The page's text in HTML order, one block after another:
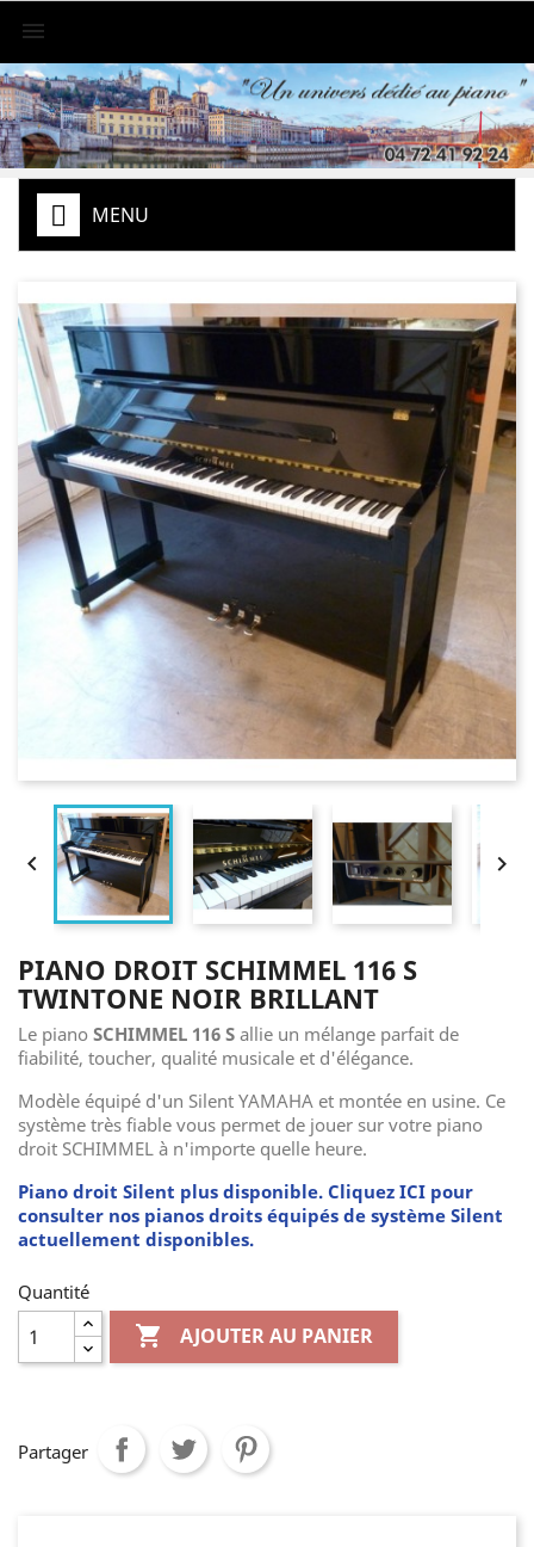

MENU
 
PIANO DROIT SCHIMMEL 116 S
TWINTONE NOIR BRILLANT
Le piano SCHIMMEL 116 S allie un mélange parfait de
fiabilité, toucher, qualité musicale et d'élégance.
Modèle équipé d'un Silent YAMAHA et montée en usine. Ce
système très fiable vous permet de jouer sur votre piano
droit SCHIMMEL à n'importe quelle heure.
Piano droit Silent plus disponible. Cliquez ICI pour
consulter nos pianos droits équipés de système Silent
actuellement disponibles.
Quantité
 AJOUTER AU PANIER
Partager